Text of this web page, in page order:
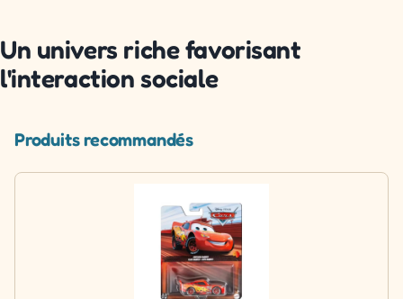
Un univers riche favorisant
l'interaction sociale
Produits recommandés